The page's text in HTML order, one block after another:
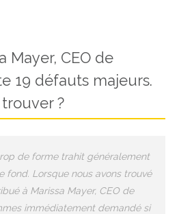
Mayer, CEO de
19 défauts majeurs.
?
de forme trahit généralement
fond. Lorsque nous avons trouvé
à Marissa Mayer, CEO de
immédiatement demandé si